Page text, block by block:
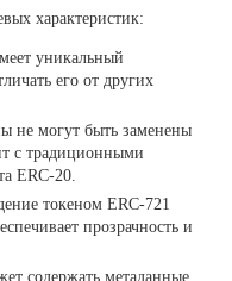
характеристик:
уникальный
его от других
не могут быть заменены
с традиционными
ERC-20.
токеном ERC-721
прозрачность и
содержать метаданные,